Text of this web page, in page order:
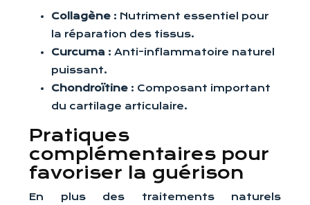
Collagène : Nutriment essentiel pour
la réparation des tissus.
Curcuma : Anti-inflammatoire naturel
puissant.
Chondroïtine : Composant important
du cartilage articulaire.
Pratiques
complémentaires pour
favoriser la guérison
En plus des traitements naturels